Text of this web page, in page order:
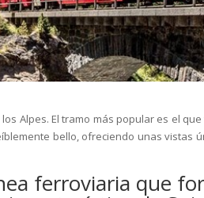
Alpes. El tramo más popular es el
bello, ofreciendo unas vistas
ferroviaria que